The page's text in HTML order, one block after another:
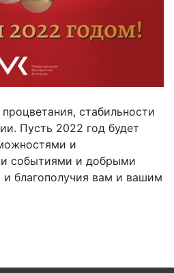
стабильности
Пусть 2022 год будет
и
событиями и добрыми
благополучия вам и вашим